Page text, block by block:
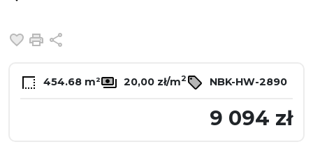
Dodaj do ulubionych
Drukuj
454.68 m² 20,00 zł/m2 NBK-HW-2890
9 094 zł